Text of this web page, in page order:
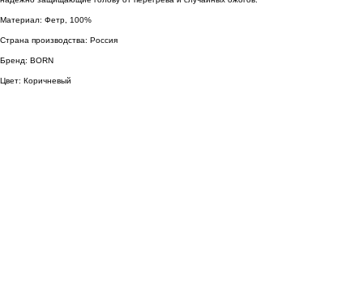
Материал: Фетр, 100%
Страна производства: Россия
Бренд: BORN
Цвет: Коричневый